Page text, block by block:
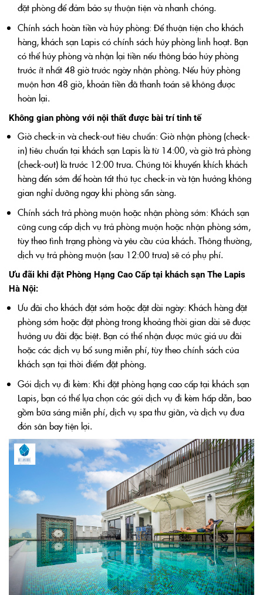
đặt phòng để đảm bảo sự thuận tiện và nhanh chóng.
Chính sách hoàn tiền và hủy phòng: Để thuận tiện cho khách
hàng, khách sạn Lapis có chính sách hủy phòng linh hoạt. Bạn
có thể hủy phòng và nhận lại tiền nếu thông báo hủy phòng
trước ít nhất 48 giờ trước ngày nhận phòng. Nếu hủy phòng
muộn hơn 48 giờ, khoản tiền đã thanh toán sẽ không được
hoàn lại.
Không gian phòng với nội thất được bài trí tinh tế
Giờ check-in và check-out tiêu chuẩn: Giờ nhận phòng (check-
in) tiêu chuẩn tại khách sạn Lapis là từ 14:00, và giờ trả phòng
(check-out) là trước 12:00 trưa. Chúng tôi khuyến khích khách
hàng đến sớm để hoàn tất thủ tục check-in và tận hưởng không
gian nghỉ dưỡng ngay khi phòng sẵn sàng.
Chính sách trả phòng muộn hoặc nhận phòng sớm: Khách sạn
cũng cung cấp dịch vụ trả phòng muộn hoặc nhận phòng sớm,
tùy theo tình trạng phòng và yêu cầu của khách. Thông thường,
dịch vụ trả phòng muộn (sau 12:00 trưa) sẽ có phụ phí.
Ưu đãi khi đặt Phòng Hạng Cao Cấp tại khách sạn The Lapis
Hà Nội:
Ưu đãi cho khách đặt sớm hoặc đặt dài ngày: Khách hàng đặt
phòng sớm hoặc đặt phòng trong khoảng thời gian dài sẽ được
hưởng ưu đãi đặc biệt. Bạn có thể nhận được mức giá ưu đãi
hoặc các dịch vụ bổ sung miễn phí, tùy theo chính sách của
khách sạn tại thời điểm đặt phòng.
Gói dịch vụ đi kèm: Khi đặt phòng hạng cao cấp tại khách sạn
Lapis, bạn có thể lựa chọn các gói dịch vụ đi kèm hấp dẫn, bao
gồm bữa sáng miễn phí, dịch vụ spa thư giãn, và dịch vụ đưa
đón sân bay tiện lợi.